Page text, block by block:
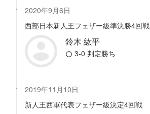
2020年9月6日
西部日本新人王フェザー級準決勝4回戦
鈴木 紘平
3-0 判定勝ち
2019年11月10日
新人王西軍代表フェザー級決定4回戦